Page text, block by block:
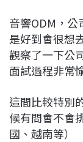
音響ODM，公
是好到會很想
觀察了一下公
面試過程非常
這間比較特別
候有問會不會
國、越南等）